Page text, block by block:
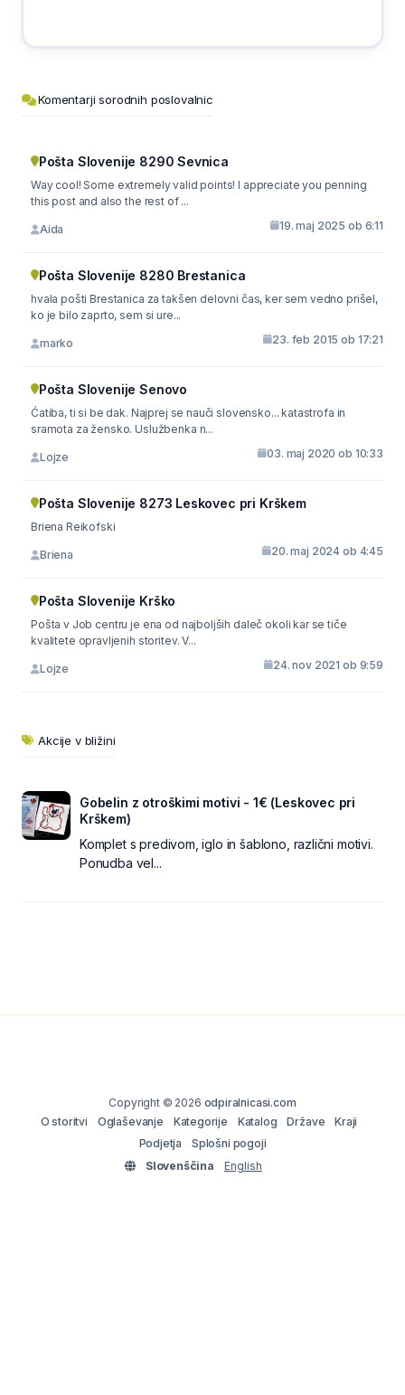
Komentarji sorodnih poslovalnic
Pošta Slovenije 8290 Sevnica
Way cool! Some extremely valid points! I appreciate you penning
this post and also the rest of ...
Aida 19. maj 2025 ob 6:11
Pošta Slovenije 8280 Brestanica
hvala pošti Brestanica za takšen delovni čas, ker sem vedno prišel,
ko je bilo zaprto, sem si ure...
marko 23. feb 2015 ob 17:21
Pošta Slovenije Senovo
Ćatiba, ti si be dak. Najprej se nauči slovensko... katastrofa in
sramota za žensko. Uslužbenka n...
Lojze 03. maj 2020 ob 10:33
Pošta Slovenije 8273 Leskovec pri Krškem
Briena Reikofski
Briena 20. maj 2024 ob 4:45
Pošta Slovenije Krško
Pošta v Job centru je ena od najboljših daleč okoli kar se tiče
kvalitete opravljenih storitev. V...
Lojze 24. nov 2021 ob 9:59
Akcije v bližini
Gobelin z otroškimi motivi - 1€ (Leskovec pri
Krškem)
Komplet s predivom, iglo in šablono, različni motivi.
Ponudba vel...
Copyright © 2026 odpiralnicasi.com
O storitvi
Oglaševanje Kategorije Katalog Države
Kraji
Podjetja
Splošni pogoji
Slovenščina
English